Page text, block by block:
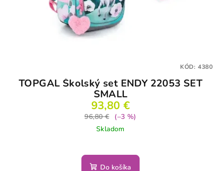
TOPGAL Školský set ENDY 22053 SET
SMALL
93,80 €
96,80 €
(–3 %)
Skladom
Do košíka
KÓD: 4380